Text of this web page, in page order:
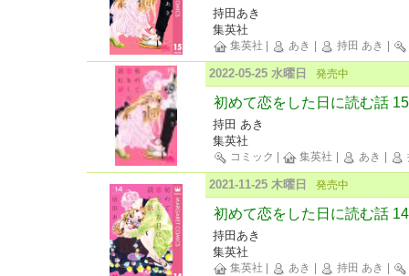
持田あき
集英社
集英社 あき 持田 あき
2022-05-25 水曜日 発売中
初めて恋をした日に読む話 15
持田 あき
集英社
コミック 集英社 あき
2021-11-25 木曜日 発売中
初めて恋をした日に読む話 14
持田あき
集英社
集英社 あき 持田 あき